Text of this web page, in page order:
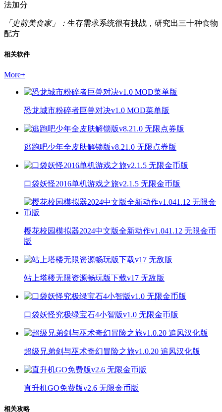
法加分
「史前美食家」： 生存需求系统很有挑战，研究出三十种食物
配方
相关软件
More+
恐龙城市粉碎者巨兽对决v1.0 MOD菜单版
逃跑吧少年全皮肤解锁版v8.21.0 无限点券版
口袋妖怪2016单机游戏之旅v2.1.5 无限金币版
樱花校园模拟器2024中文版全新动作v1.041.12 无限金币
版
站上塔楼无限资源畅玩版下载v17 无敌版
口袋妖怪究极绿宝石4小智版v1.0 无限金币版
超级兄弟剑与巫术奇幻冒险之旅v1.0.20 追风汉化版
直升机GO免费版v2.6 无限金币版
相关攻略